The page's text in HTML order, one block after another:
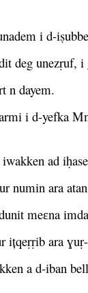
i d-
deg unezṛuf,
n dayem.
i d-yefka
ad
numin ara
meɛna
ara
a d-iban